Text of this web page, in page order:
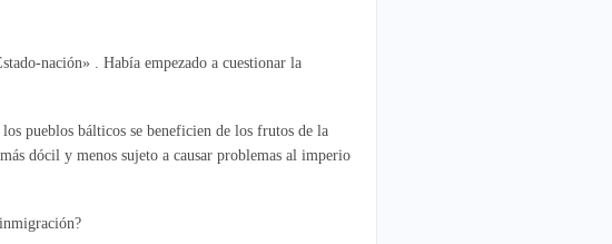
nación» . Había empezado a cuestionar la
pueblos bálticos se beneficien de los frutos de la
dócil y menos sujeto a causar problemas al imperio